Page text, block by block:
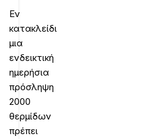
Εν
κατακλείδι
μια
ενδεικτική
ημερήσια
πρόσληψη
2000
θερμίδων
πρέπει